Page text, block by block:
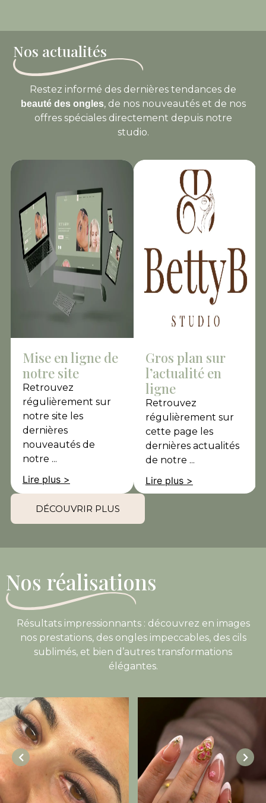
Nos actualités
Restez informé des dernières tendances de
beauté des ongles, de nos nouveautés et de nos
offres spéciales directement depuis notre
studio.
Mise en ligne de
notre site
Retrouvez
régulièrement sur
notre site les
dernières
nouveautés de
notre ...
Lire plus >
Gros plan sur
l’actualité en
ligne
Retrouvez
régulièrement sur
cette page les
dernières actualités
de notre ...
Lire plus >
DÉCOUVRIR PLUS
Nos réalisations
Résultats impressionnants : découvrez en images
nos prestations, des ongles impeccables, des cils
sublimés, et bien d’autres transformations
élégantes.